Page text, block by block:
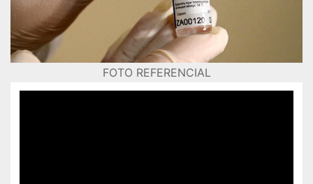
FOTO REFERENCIAL